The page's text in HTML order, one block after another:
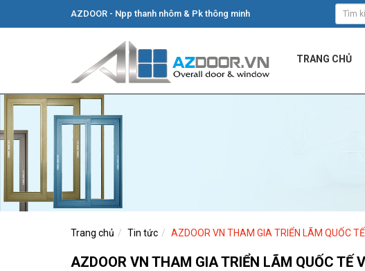
AZDOOR - Npp thanh nhôm & Pk thông minh
TRANG CHỦ
Trang chủ Tin tức AZDOOR VN THAM GIA TRIỂN LÃM QUỐC
AZDOOR VN THAM GIA TRIỂN LÃM QUỐC TẾ